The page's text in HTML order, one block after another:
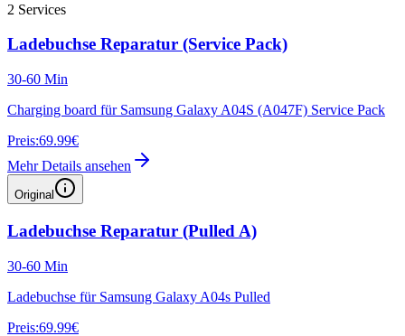
2 Services
Ladebuchse Reparatur (Service Pack)
30-60 Min
Charging board für Samsung Galaxy A04S (A047F) Service Pack
Preis:69.99€
Mehr Details ansehen
Original
Ladebuchse Reparatur (Pulled A)
30-60 Min
Ladebuchse für Samsung Galaxy A04s Pulled
Preis:69.99€